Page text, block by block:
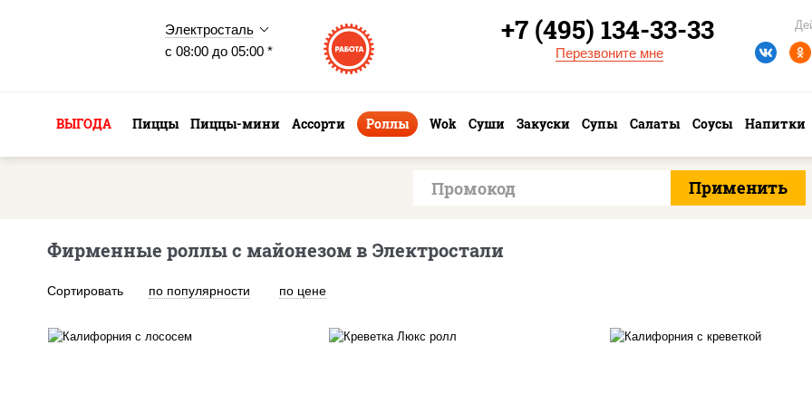
Электросталь
с 08:00 до 05:00 *
+7 (495) 134-33-33
Перезвоните мне
ВЫГОДА Пиццы Пиццы-мини Ассорти Роллы Wok Суши Закуски Супы Салаты Соусы Напитки
Фирменные роллы с майонезом в Электростали
Сортировать по популярности по цене